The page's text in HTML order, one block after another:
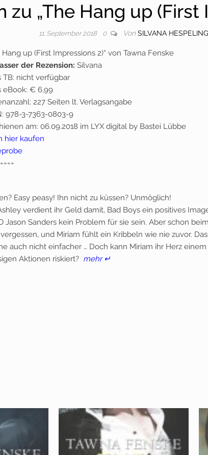
zu „The Hang up (First
11. September 2018 0 Von SILVANA HESPELING
Hang up (First Impressions 2)“ von Tawna Fenske
der Rezension: Silvana
TB: nicht verfügbar
eBook: € 6,99
227 Seiten lt. Verlagsangabe
978-3-7363-0803-9
am: 06.09.2018 im LYX digital by Bastei Lübbe
hier kaufen
Easy peasy! Ihn nicht zu küssen? Unmöglich!
verdient ihr Geld damit, Bad Boys ein positives
Jason Sanders kein Problem für sie sein. Aber schon
und Miriam fühlt ein Kribbeln wie nie zuvor.
auch nicht einfacher … Doch kann Miriam ihr Herz
Aktionen riskiert? mehr ↵